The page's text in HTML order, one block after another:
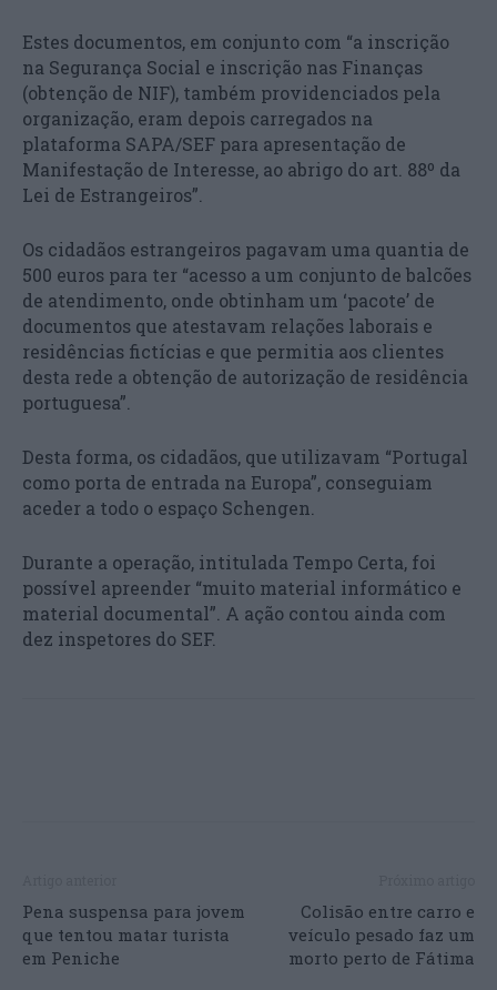
Estes documentos, em conjunto com “a inscrição
na Segurança Social e inscrição nas Finanças
(obtenção de NIF), também providenciados pela
organização, eram depois carregados na
plataforma SAPA/SEF para apresentação de
Manifestação de Interesse, ao abrigo do art. 88º da
Lei de Estrangeiros”.
Os cidadãos estrangeiros pagavam uma quantia de
500 euros para ter “acesso a um conjunto de balcões
de atendimento, onde obtinham um ‘pacote’ de
documentos que atestavam relações laborais e
residências fictícias e que permitia aos clientes
desta rede a obtenção de autorização de residência
portuguesa”.
Desta forma, os cidadãos, que utilizavam “Portugal
como porta de entrada na Europa”, conseguiam
aceder a todo o espaço Schengen.
Durante a operação, intitulada Tempo Certa, foi
possível apreender “muito material informático e
material documental”. A ação contou ainda com
dez inspetores do SEF.
Pena suspensa para jovem
que tentou matar turista
em Peniche
Colisão entre carro e
veículo pesado faz um
morto perto de Fátima